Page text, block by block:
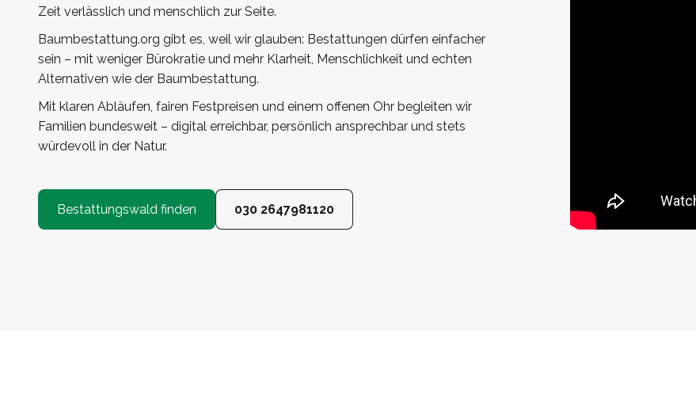
Zeit verlässlich und menschlich zur Seite.
Baumbestattung.org gibt es, weil wir glauben: Bestattungen dürfen einfacher
sein – mit weniger Bürokratie und mehr Klarheit, Menschlichkeit und echten
Alternativen wie der Baumbestattung.
Mit klaren Abläufen, fairen Festpreisen und einem offenen Ohr begleiten wir
Familien bundesweit – digital erreichbar, persönlich ansprechbar und stets
würdevoll in der Natur.
Bestattungswald finden 030 2647981120